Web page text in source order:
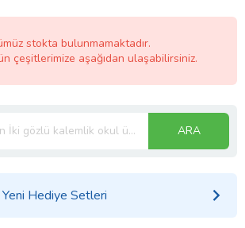
stokta bulunmamaktadır.
çeşitlerimize aşağıdan ulaşabilirsiniz.
ARA
Yeni Hediye Setleri